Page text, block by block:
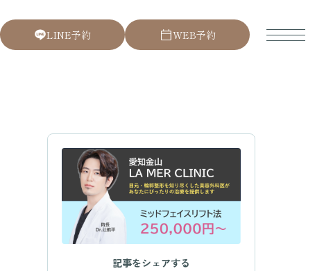
LINE予約 WEB予約
記事をシェアする